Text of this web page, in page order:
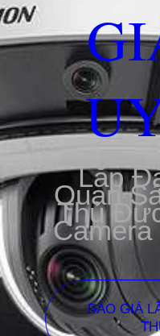
Lắp
Quan
Thủ
BÁO GIÁ